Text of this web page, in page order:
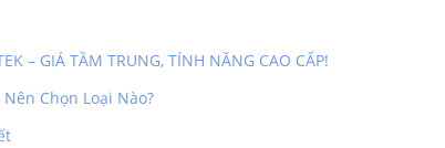
– GIÁ TẦM TRUNG, TÍNH NĂNG CAO CẤP!
Chọn Loại Nào?